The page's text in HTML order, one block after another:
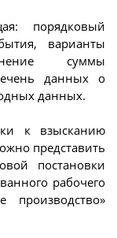
порядковый
варианты
суммы
данных о
данных.
к взысканию
представить
постановки
рабочего
производство»